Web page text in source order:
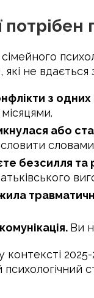
не вдається
з
або
безсилля
Ви
контексті